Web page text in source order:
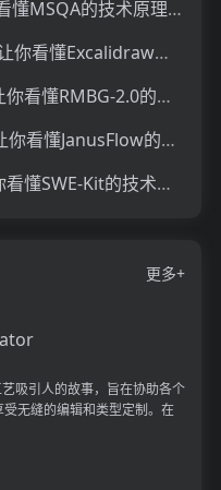
MSQA是什么？一文让你看懂MSQA的技术原理、主要功能、应用场景
Excalidraw是什么？一文让你看懂Excalidraw的技术原理、主要功能、应用场景
RMBG-2.0是什么？一文让你看懂RMBG-2.0的技术原理、主要功能、应用场景
JanusFlow是什么？一文让你看懂JanusFlow的技术原理、主要功能、应用场景
SWE-Kit是什么？一文让你看懂SWE-Kit的技术原理、主要功能、应用场景
更多+
吸引人的故事，旨在协助各个
无缝的编辑和类型定制。在